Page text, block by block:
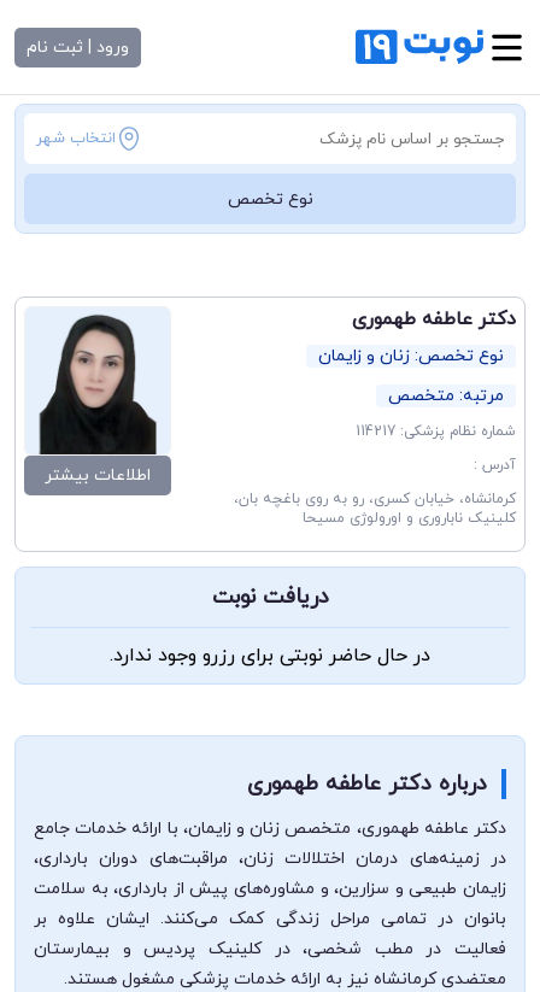
ورود | ثبت نام
انتخاب شهر
نوع تخصص
دکتر عاطفه طهموری
نوع تخصص: زنان و زایمان
مرتبه: متخصص
شماره نظام پزشکی: 114217
آدرس :
کرمانشاه، خیابان کسری، رو به روی باغچه بان،
کلینیک ناباروری و اورولوژی مسیحا
اطلاعات بیشتر
دریافت نوبت
در حال حاضر نوبتی برای رزرو وجود ندارد.
درباره دکتر عاطفه طهموری
دکتر عاطفه طهموری، متخصص زنان و زایمان، با ارائه خدمات جامع
در زمینه‌های درمان اختلالات زنان، مراقبت‌های دوران بارداری،
زایمان طبیعی و سزارین، و مشاوره‌های پیش از بارداری، به سلامت
بانوان در تمامی مراحل زندگی کمک می‌کنند. ایشان علاوه بر
فعالیت در مطب شخصی، در کلینیک پردیس و بیمارستان
معتضدی کرمانشاه نیز به ارائه خدمات پزشکی مشغول هستند.